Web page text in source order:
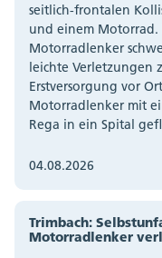
seitlich-frontalen
und einem Motorrad.
Motorradlenker
leichte Verletzungen
Erstversorgung vor
Motorradlenker mit
Rega in ein Spital
04.08.2026
Trimbach:
Motorradlenker